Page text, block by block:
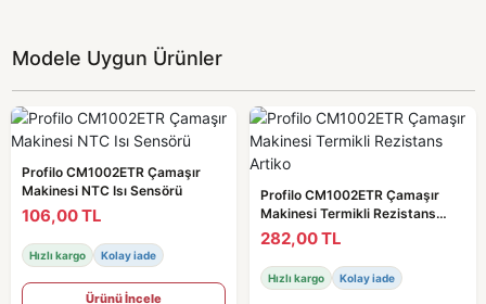
Modele Uygun Ürünler
Profilo CM1002ETR Çamaşır
Makinesi NTC Isı Sensörü
106,00 TL
Hızlı kargo Kolay iade
Ürünü İncele
Profilo CM1002ETR Çamaşır
Makinesi Termikli Rezistans
Artiko
282,00 TL
Hızlı kargo Kolay iade